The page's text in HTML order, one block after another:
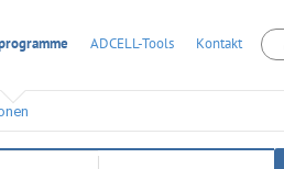
ADCELL-Tools Kontakt